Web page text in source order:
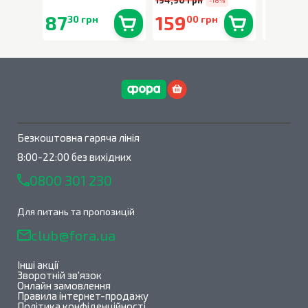
8730 грн 15900 грн
Безкоштовна гаряча лінія
8:00-22:00 без вихідних
0800 301 230
Для питань та пропозицій
club@fora.ua
Інші акції
Зворотній зв'язок
Онлайн замовлення
Правила інтернет-продажу